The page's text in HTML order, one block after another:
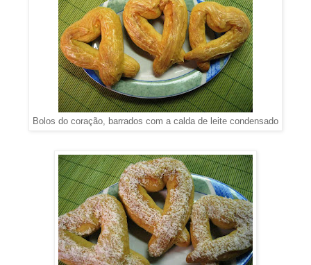
Bolos do coração, barrados com a calda de leite condensado